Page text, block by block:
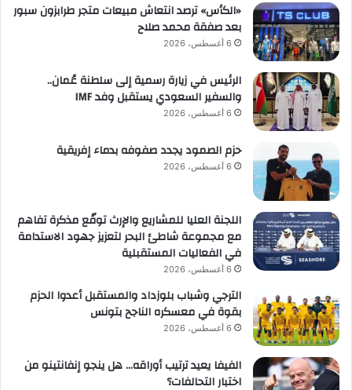
«الكأس» ترصد انتعاش مبيعات متجر طرابزون سبور
بعد صفقة محمد صلاح
6 أغسطس، 2026
الرئيس في زيارة رسمية إلى سلطنة عُمان..
والسفير السعودي يستقبل وفد IMF
6 أغسطس، 2026
حزم الصمود يجدد صفوفه بدماء إفريقية
6 أغسطس، 2026
اللجنة العليا للمشاريع والإرث توقّع مذكرة تفاهم
مع مجموعة شاطئ البحر لتعزيز جهود الاستدامة
في الفعاليات المستقبلية
6 أغسطس، 2026
الترجي وشباب بلوزداد والمستقبل أعدوا الحزم
بقوة في معسكره الناجح بتونس
6 أغسطس، 2026
الفيفا يعيد ترتيب أوراقه… هل ينجو إنفانتينو من
اختبار التحالفات؟